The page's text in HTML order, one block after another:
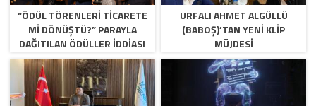
“ÖDÜL TÖRENLERİ TİCARETE
Mİ DÖNÜŞTÜ?” PARAYLA
DAĞITILAN ÖDÜLLER IDDIASI
GÜNDEMDE!
URFALI AHMET ALGÜLLÜ
(BABOŞ)’TAN YENI KLIP
MÜJDESI